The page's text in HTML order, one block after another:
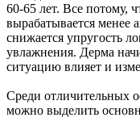
60-65 лет. Все потому,
вырабатывается менее
снижается упругость
увлажнения. Дерма
ситуацию влияет и
Среди отличительных
можно выделить